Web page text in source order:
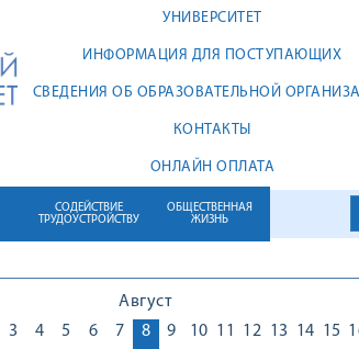
УНИВЕРСИТЕТ
ИНФОРМАЦИЯ ДЛЯ ПОСТУПАЮЩИХ
СВЕДЕНИЯ ОБ ОБРАЗОВАТЕЛЬНОЙ
КОНТАКТЫ
ОНЛАЙН ОПЛАТА
СОДЕЙСТВИЕ
ТРУДОУСТРОЙСТВУ
ОБЩЕСТВЕННАЯ
ЖИЗНЬ
Август
3
4
5
6
7
8
9
10 11
12 13
14 15